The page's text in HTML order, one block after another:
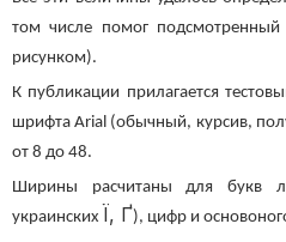
том числе помог
рисунком).
К публикации прилагается
шрифта Arial (обычный, курсив,
от 8 до 48.
Ширины расчитаны для букв
украинских Ї, Ґ), цифр и